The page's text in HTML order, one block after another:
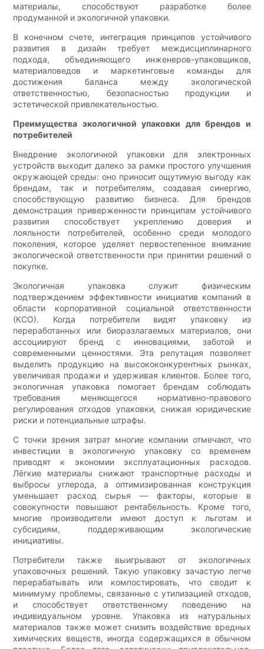
материалы, способствуют разработке более
продуманной и экологичной упаковки.
В конечном счете, интеграция принципов устойчивого
развития в дизайн требует междисциплинарного
подхода, объединяющего инженеров-упаковщиков,
материаловедов и маркетинговые команды для
достижения баланса между экологической
ответственностью, безопасностью продукции и
эстетической привлекательностью.
Преимущества экологичной упаковки для брендов и
потребителей
Внедрение экологичной упаковки для электронных
устройств выходит далеко за рамки простого улучшения
окружающей среды: оно приносит ощутимую выгоду как
брендам, так и потребителям, создавая синергию,
способствующую развитию бизнеса. Для брендов
демонстрация приверженности принципам устойчивого
развития способствует укреплению доверия и
лояльности потребителей, особенно среди молодого
поколения, которое уделяет первостепенное внимание
экологической ответственности при принятии решений о
покупке.
Экологичная упаковка служит физическим
подтверждением эффективности инициатив компаний в
области корпоративной социальной ответственности
(КСО). Когда потребители видят упаковку из
переработанных или биоразлагаемых материалов, они
ассоциируют бренд с инновациями, заботой и
современными ценностями. Эта репутация позволяет
выделить продукцию на высококонкурентных рынках,
увеличивая продажи и удерживая клиентов. Более того,
экологичная упаковка помогает брендам соблюдать
требования меняющегося нормативно-правового
регулирования отходов упаковки, снижая юридические
риски и потенциальные штрафы.
С точки зрения затрат многие компании отмечают, что
инвестиции в экологичную упаковку со временем
приводят к экономии эксплуатационных расходов.
Лёгкие материалы снижают транспортные расходы и
выбросы углерода, а оптимизированная конструкция
уменьшает расход сырья — факторы, которые в
совокупности повышают рентабельность. Кроме того,
многие производители имеют доступ к льготам и
субсидиям, поддерживающим экологические
инициативы.
Потребители также выигрывают от экологичных
упаковочных решений. Такую упаковку зачастую легче
перерабатывать или компостировать, что сводит к
минимуму проблемы, связанные с утилизацией отходов,
и способствует ответственному поведению на
индивидуальном уровне. Упаковка из натуральных
материалов также может снизить воздействие вредных
химических веществ, иногда содержащихся в обычном